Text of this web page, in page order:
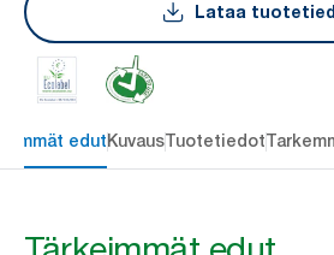
Lataa
edutKuvausTuotetiedot